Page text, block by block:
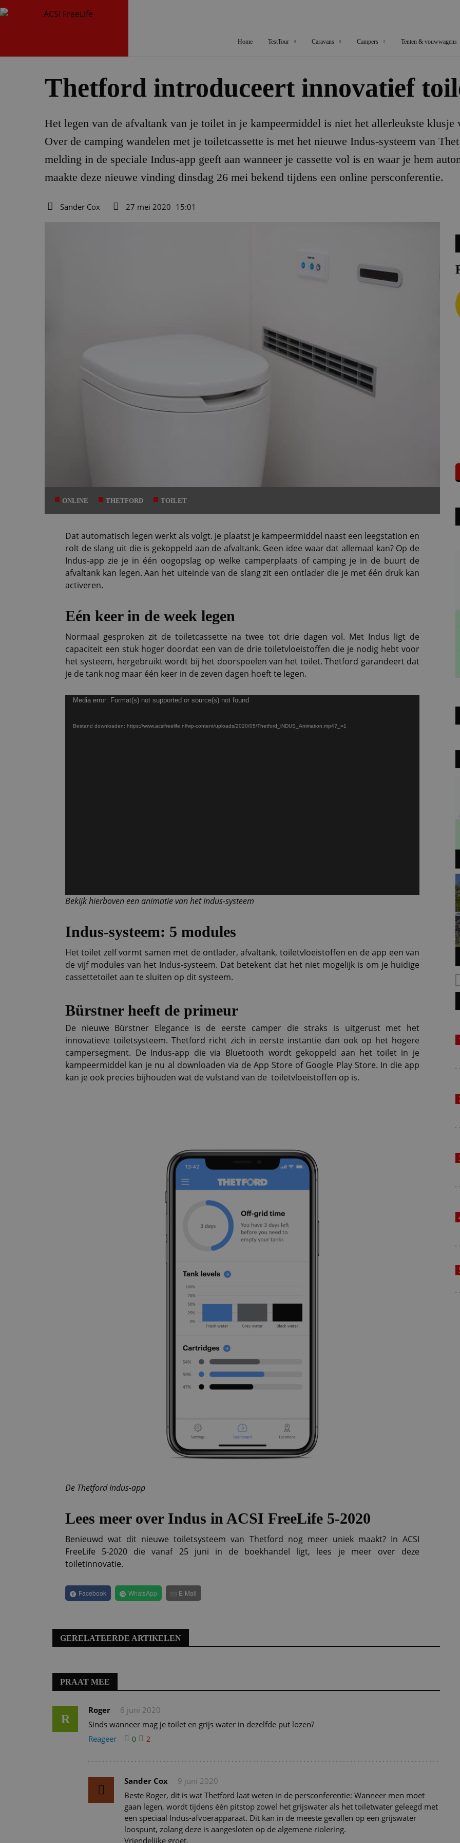
Home TestTour Caravans Campers Tenten & vouwwagens
Thetford introduceert innovatief
Het legen van de afvaltank van je toilet in je kampeermiddel is niet het allerleukste klusje
Over de camping wandelen met je toiletcassette is met het nieuwe Indus-systeem van
melding in de speciale Indus-app geeft aan wanneer je cassette vol is en waar je hem
maakte deze nieuwe vinding dinsdag 26 mei bekend tijdens een online persconferentie.
Sander Cox
27 mei 2020 15:01
ONLINE THETFORD TOILET
Dat automatisch legen werkt als volgt. Je plaatst je kampeermiddel naast een leegstation en
rolt de slang uit die is gekoppeld aan de afvaltank. Geen idee waar dat allemaal kan? Op de
Indus-app zie je in één oogopslag op welke camperplaats of camping je in de buurt de
afvaltank kan legen. Aan het uiteinde van de slang zit een ontlader die je met één druk kan
activeren.
Eén keer in de week legen
Normaal gesproken zit de toiletcassette na twee tot drie dagen vol. Met Indus ligt de
capaciteit een stuk hoger doordat een van de drie toiletvloeistoffen die je nodig hebt voor
het systeem, hergebruikt wordt bij het doorspoelen van het toilet. Thetford garandeert dat
je de tank nog maar één keer in de zeven dagen hoeft te legen.
Videospeler
Media error: Format(s) not supported or source(s) not found
Bestand downloaden: https://www.acsifreelife.nl/wp-content/uploads/2020/05/Thetford_iNDUS_Animation.mp4?_=1
Bekijk hierboven een animatie van het Indus-systeem
Indus-systeem: 5 modules
Het toilet zelf vormt samen met de ontlader, afvaltank, toiletvloeistoffen en de app een van
de vijf modules van het Indus-systeem. Dat betekent dat het niet mogelijk is om je huidige
cassettetoilet aan te sluiten op dit systeem.
Bürstner heeft de primeur
De nieuwe Bürstner Elegance is de eerste camper die straks is uitgerust met het
innovatieve toiletsysteem. Thetford richt zich in eerste instantie dan ook op het hogere
campersegment. De Indus-app die via Bluetooth wordt gekoppeld aan het toilet in je
kampeermiddel kan je nu al downloaden via de App Store of Google Play Store. In die app
kan je ook precies bijhouden wat de vulstand van de toiletvloeistoffen op is.
De Thetford Indus-app
Lees meer over Indus in ACSI FreeLife 5-2020
Benieuwd wat dit nieuwe toiletsysteem van Thetford nog meer uniek maakt? In ACSI
FreeLife 5-2020 die vanaf 25 juni in de boekhandel ligt, lees je meer over deze
toiletinnovatie.
Facebook WhatsApp E-Mail
GERELATEERDE ARTIKELEN
PRAAT MEE
R
Roger
6 juni 2020
Sinds wanneer mag je toilet en grijs water in dezelfde put lozen?
Reageer
0 2
Sander Cox
9 juni 2020
Beste Roger, dit is wat Thetford laat weten in de persconferentie: Wanneer men moet
gaan legen, wordt tijdens één pitstop zowel het grijswater als het toiletwater geleegd met
een speciaal Indus-afvoerapparaat. Dit kan in de meeste gevallen op een grijswater
loospunt, zolang deze is aangesloten op de algemene riolering.
Vriendelijke groet,